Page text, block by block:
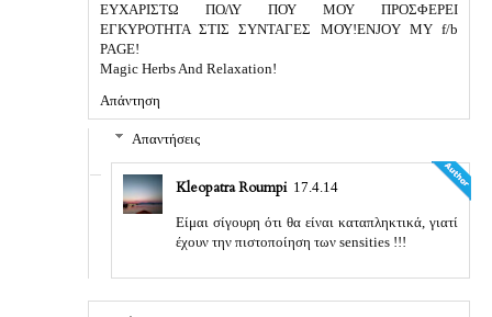
ΕΥΧΑΡΙΣΤΩ ΠΟΛΥ ΠΟΥ ΜΟΥ ΠΡΟΣΦΕΡΕΙ
ΕΓΚΥΡΟΤΗΤΑ ΣΤΙΣ ΣΥΝΤΑΓΕΣ ΜΟΥ!ENJOY MY f/b
PAGE!
Magic Herbs And Relaxation!
Απάντηση
Απαντήσεις
Kleopatra Roumpi 17.4.14
Είμαι σίγουρη ότι θα είναι καταπληκτικά, γιατί
έχουν την πιστοποίηση των sensities !!!